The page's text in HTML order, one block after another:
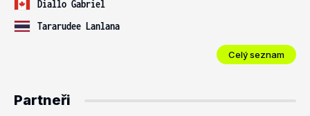
Diallo Gabriel
Tararudee Lanlana
Celý seznam
Partneři